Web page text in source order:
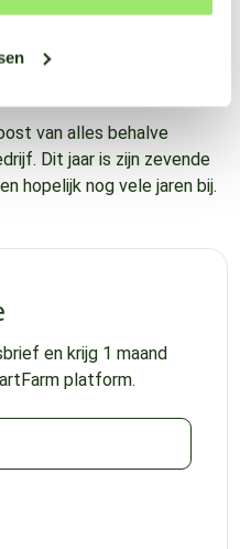
printplaten, nu
van alles behalve
Dit jaar is zijn zevende
hopelijk nog vele jaren bij.
en krijg 1 maand
platform.